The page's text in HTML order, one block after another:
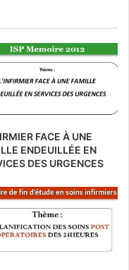
FACE À UNE
ENDEUILLÉE EN
DES URGENCES